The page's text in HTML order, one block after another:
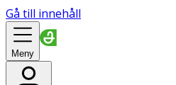
Gå till innehåll
Meny